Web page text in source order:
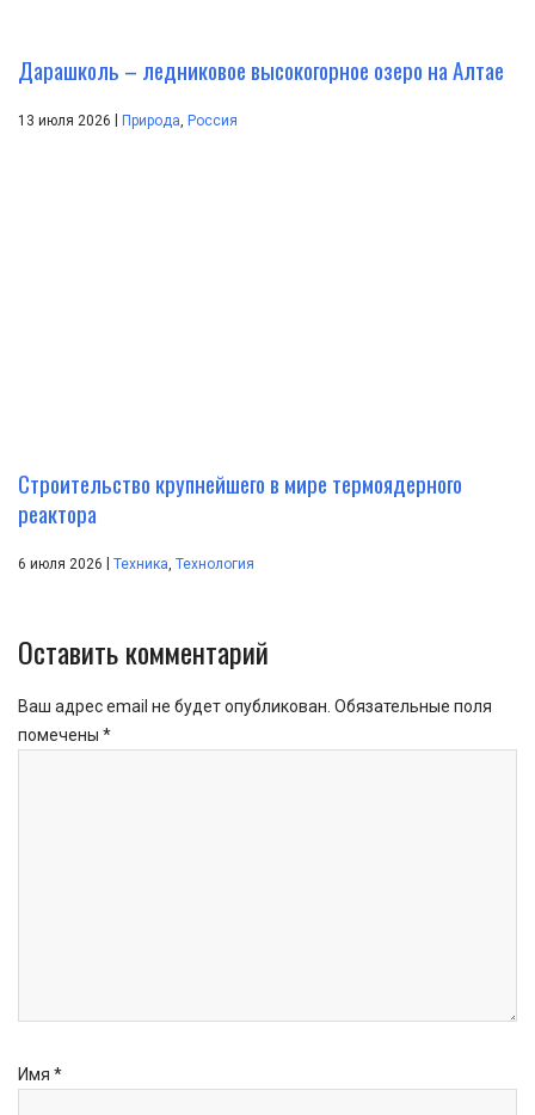
Дарашколь – ледниковое высокогорное озеро на Алтае
13 июля 2026 Природа, Россия
Строительство крупнейшего в мире термоядерного
реактора
6 июля 2026 Техника, Технология
Оставить комментарий
Ваш адрес email не будет опубликован. Обязательные поля
помечены *
Имя *